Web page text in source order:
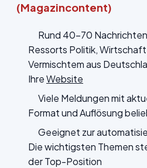
(Magazincontent)
Rund 40-70
Ressorts Politik,
Vermischtem aus
IhreWebsite
Viele Meldungen mit
Format und Auflösung
Geeignet zur
Die wichtigsten Themen
der Top-Position